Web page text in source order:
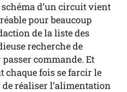
d’un circuit vient
pour beaucoup
de la liste des
recherche de
commande. Et
chaque fois se farcir le
réaliser l’alimentation